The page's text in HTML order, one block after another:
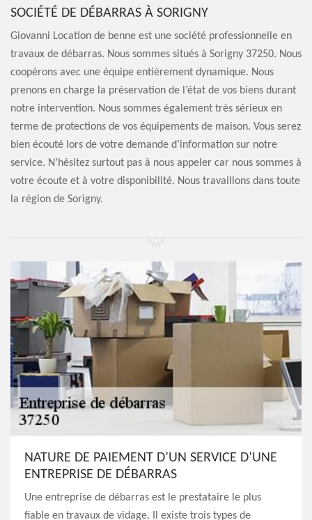
SOCIÉTÉ DE DÉBARRAS À SORIGNY
Giovanni Location de benne est une société professionnelle en
travaux de débarras. Nous sommes situés à Sorigny 37250. Nous
coopérons avec une équipe entièrement dynamique. Nous
prenons en charge la préservation de l’état de vos biens durant
notre intervention. Nous sommes également très sérieux en
terme de protections de vos équipements de maison. Vous serez
bien écouté lors de votre demande d’information sur notre
service. N’hésitez surtout pas à nous appeler car nous sommes à
votre écoute et à votre disponibilité. Nous travaillons dans toute
la région de Sorigny.
NATURE DE PAIEMENT D’UN SERVICE D’UNE
ENTREPRISE DE DÉBARRAS
Une entreprise de débarras est le prestataire le plus
fiable en travaux de vidage. Il existe trois types de